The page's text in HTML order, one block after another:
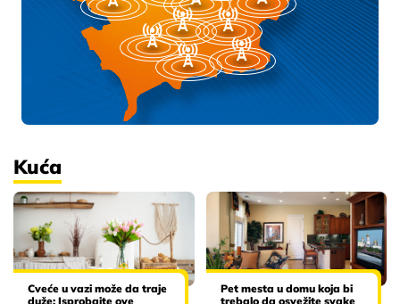
Kuća
Cveće u vazi može da traje
duže: Isprobajte ove
Pet mesta u domu koja bi
trebalo da osvežite svake